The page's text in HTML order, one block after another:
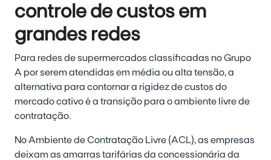
controle de custos em
grandes redes
Para redes de supermercados classificadas no Grupo
A por serem atendidas em média ou alta tensão, a
alternativa para contornar a rigidez de custos do
mercado cativo é a transição para o ambiente livre de
contratação.
No Ambiente de Contratação Livre (ACL), as empresas
deixam as amarras tarifárias da concessionária da